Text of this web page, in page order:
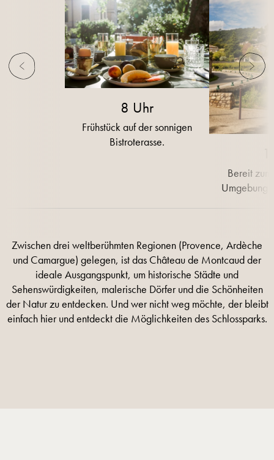
8 Uhr
Frühstück auf der sonnigen
Bistroterasse.
Bereit
Umgebung
Zwischen drei weltberühmten Regionen (Provence, Ardèche
und Camargue) gelegen, ist das Château de Montcaud der
ideale Ausgangspunkt, um historische Städte und
Sehenswürdigkeiten, malerische Dörfer und die Schönheiten
der Natur zu entdecken. Und wer nicht weg möchte, der bleibt
einfach hier und entdeckt die Möglichkeiten des Schlossparks.